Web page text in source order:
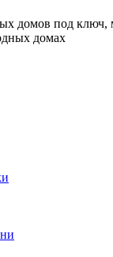
домов под ключ,
домах